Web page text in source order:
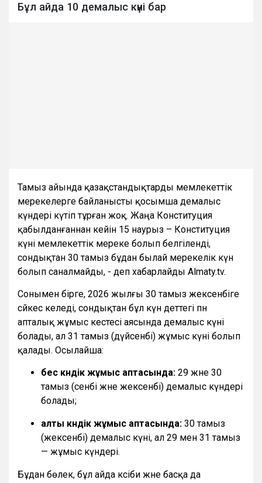
Бұл айда 10 демалыс күні бар
Тамыз айында қазақстандықтарды мемлекеттік
мерекелерге байланысты қосымша демалыс
күндері күтіп тұрған жоқ. Жаңа Конституция
қабылданғаннан кейін 15 наурыз – Конституция
күні мемлекеттік мереке болып белгіленді,
сондықтан 30 тамыз бұдан былай мерекелік күн
болып саналмайды, - деп хабарлайды Almaty.tv.
Сонымен бірге, 2026 жылғы 30 тамыз жексенбіге
сәйкес келеді, сондықтан бұл күн әдеттегі пән
апталық жұмыс кестесі аясында демалыс күні
болады, ал 31 тамыз (дүйсенбі) жұмыс күні болып
қалады. Осылайша:
бес күндік жұмыс аптасында: 29 және 30
тамыз (сенбі және жексенбі) демалыс күндері
болады;
алты күндік жұмыс аптасында: 30 тамыз
(жексенбі) демалыс күні, ал 29 мен 31 тамыз
— жұмыс күндері.
Бұдан бөлек, бұл айда кәсіби және басқа да